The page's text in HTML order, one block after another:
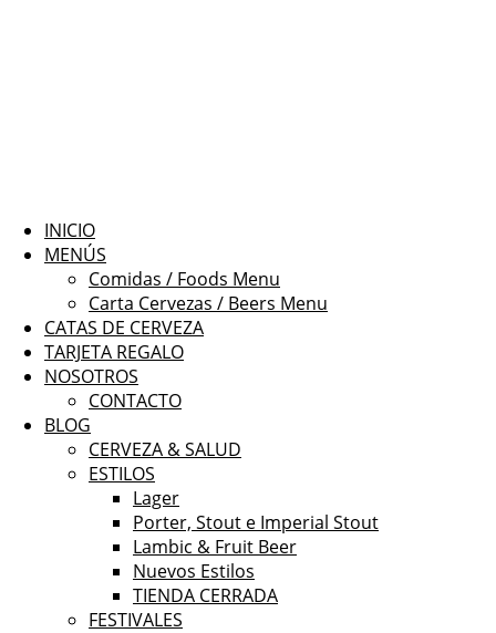
INICIO
MENÚS
Comidas / Foods Menu
Carta Cervezas / Beers Menu
CATAS DE CERVEZA
TARJETA REGALO
NOSOTROS
CONTACTO
BLOG
CERVEZA & SALUD
ESTILOS
Lager
Porter, Stout e Imperial Stout
Lambic & Fruit Beer
Nuevos Estilos
TIENDA CERRADA
FESTIVALES